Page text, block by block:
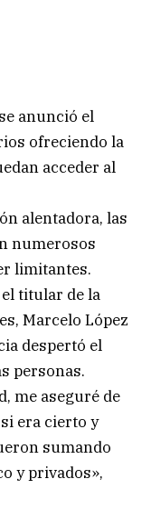
anunció el
ofreciendo la
acceder al
alentadora, las
numerosos
limitantes.
el titular de la
Marcelo López
despertó el
personas.
me aseguré de
era cierto y
sumando
y privados»,